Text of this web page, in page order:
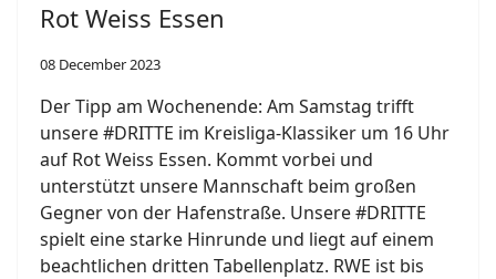
Rot Weiss Essen
08 December 2023
Der Tipp am Wochenende: Am Samstag trifft
unsere #DRITTE im Kreisliga-Klassiker um 16 Uhr
auf Rot Weiss Essen. Kommt vorbei und
unterstützt unsere Mannschaft beim großen
Gegner von der Hafenstraße. Unsere #DRITTE
spielt eine starke Hinrunde und liegt auf einem
beachtlichen dritten Tabellenplatz. RWE ist bis